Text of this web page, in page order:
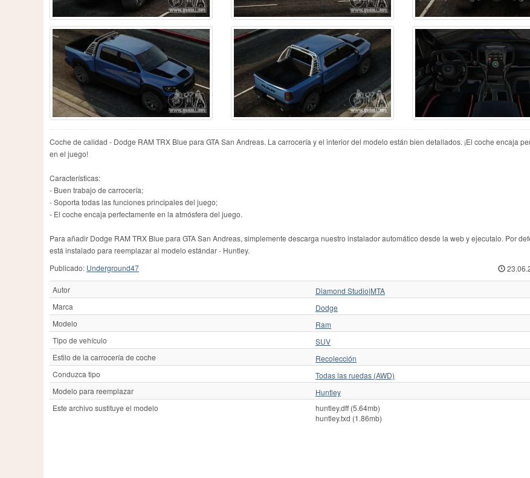
Coche de calidad - Dodge RAM TRX Blue para GTA San Andreas. La carrocería y el interior del modelo están bien detallados. ¡El coche encaja
en el juego!
Características:
- Buen trabajo de carrocería;
- Soporta todas las funciones principales del juego;
- El coche encaja perfectamente en la atmósfera del juego.
Para añadir Dodge RAM TRX Blue para GTA San Andreas, simplemente descarga nuestro instalador automático desde la web y ejecutalo. Por
está instalado para reemplazar al modelo estándar - Huntley.
Publicado: Underground47
Autor
Diamond Studio|MTA
Marca
Dodge
Modelo
Ram
Tipo de vehículo
SUV
Estilo de la carrocería de coche
Recolección
Conduzca tipo
Todas las ruedas (AWD)
Modelo para reemplazar
Huntley
Este archivo sustituye el modelo
huntley.dff (5.64mb)
huntley.txd (1.86mb)